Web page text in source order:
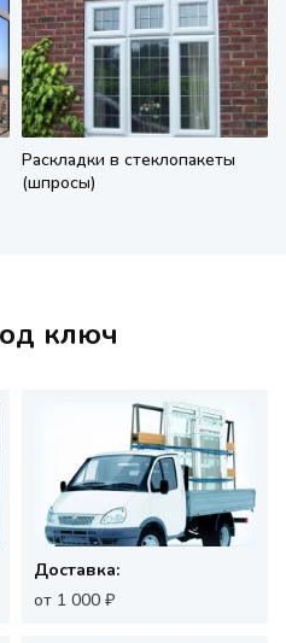
Раскладки в стеклопакеты
(шпросы)
ключ
Доставка:
от 1 000 ₽